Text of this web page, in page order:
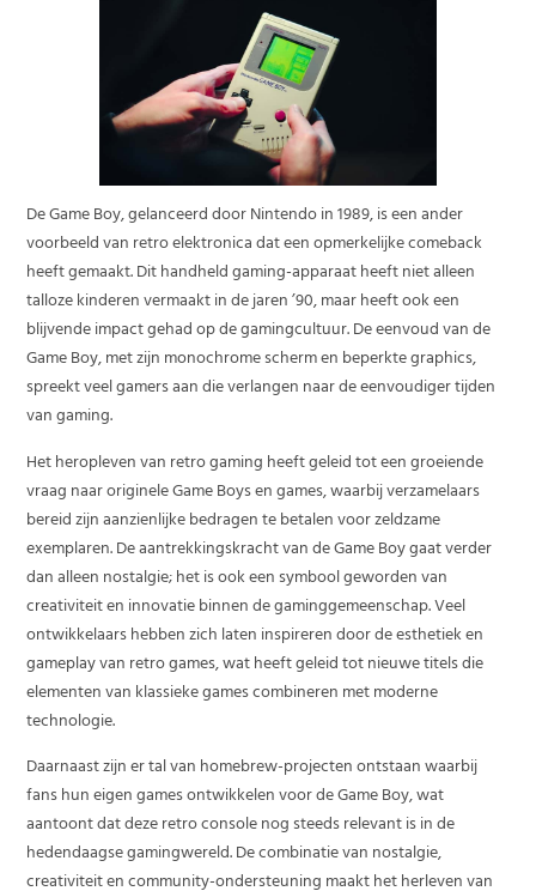
De Game Boy, gelanceerd door Nintendo in 1989, is een ander
voorbeeld van retro elektronica dat een opmerkelijke comeback
heeft gemaakt. Dit handheld gaming-apparaat heeft niet alleen
talloze kinderen vermaakt in de jaren ’90, maar heeft ook een
blijvende impact gehad op de gamingcultuur. De eenvoud van de
Game Boy, met zijn monochrome scherm en beperkte graphics,
spreekt veel gamers aan die verlangen naar de eenvoudiger tijden
van gaming.
Het heropleven van retro gaming heeft geleid tot een groeiende
vraag naar originele Game Boys en games, waarbij verzamelaars
bereid zijn aanzienlijke bedragen te betalen voor zeldzame
exemplaren. De aantrekkingskracht van de Game Boy gaat verder
dan alleen nostalgie; het is ook een symbool geworden van
creativiteit en innovatie binnen de gaminggemeenschap. Veel
ontwikkelaars hebben zich laten inspireren door de esthetiek en
gameplay van retro games, wat heeft geleid tot nieuwe titels die
elementen van klassieke games combineren met moderne
technologie.
Daarnaast zijn er tal van homebrew-projecten ontstaan waarbij
fans hun eigen games ontwikkelen voor de Game Boy, wat
aantoont dat deze retro console nog steeds relevant is in de
hedendaagse gamingwereld. De combinatie van nostalgie,
creativiteit en community-ondersteuning maakt het herleven van